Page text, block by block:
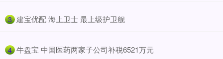
3 ​建宝优配 海上卫士 最上级护卫舰
4 ​牛盘宝 中国医药两家子公司补税6521万元